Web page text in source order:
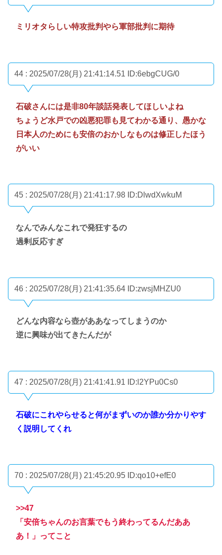
ミリオタらしい特攻批判やら軍部批判に期待
44 : 2025/07/28(月) 21:41:14.51 ID:6ebgCUG/0
石破さんには是非80年談話発表してほしいよね
ちょうど水戸での凶悪犯罪も見てわかる通り、愚かな
日本人のためにも安倍のおかしなものは修正したほう
がいい
45 : 2025/07/28(月) 21:41:17.98 ID:DlwdXwkuM
なんでみんなこれで発狂するの
過剰反応すぎ
46 : 2025/07/28(月) 21:41:35.64 ID:zwsjMHZU0
どんな内容なら壺がああなってしまうのか
逆に興味が出てきたんだが
47 : 2025/07/28(月) 21:41:41.91 ID:l2YPu0Cs0
石破にこれやらせると何がまずいのか誰か分かりやす
く説明してくれ
70 : 2025/07/28(月) 21:45:20.95 ID:qo10+efE0
>>47
「安倍ちゃんのお言葉でもう終わってるんだああ
あ！」ってこと